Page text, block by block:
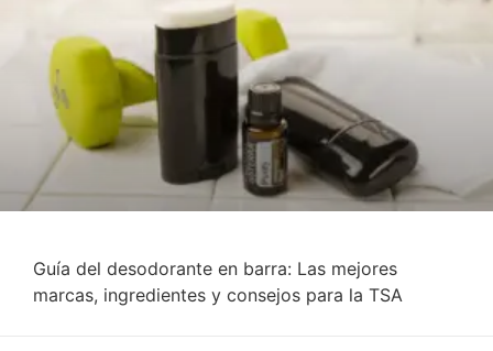
Guía del desodorante en barra: Las mejores
marcas, ingredientes y consejos para la TSA